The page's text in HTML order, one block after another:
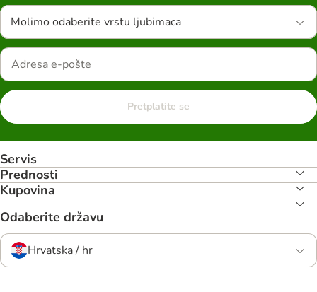
Molimo odaberite vrstu ljubimaca
Pretplatite se
Servis
Prednosti
Kupovina
Odaberite državu
Hrvatska / hr